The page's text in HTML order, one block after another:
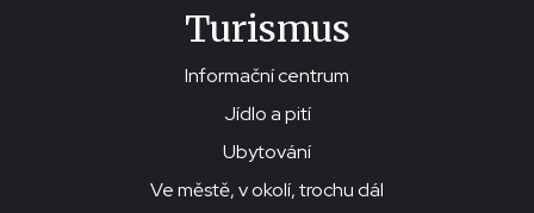
Turismus
Informační centrum
Jídlo a pití
Ubytování
Ve městě, v okolí, trochu dál